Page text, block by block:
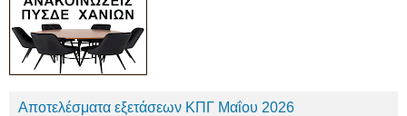
Αποτελέσματα εξετάσεων ΚΠΓ Μαΐου 2026